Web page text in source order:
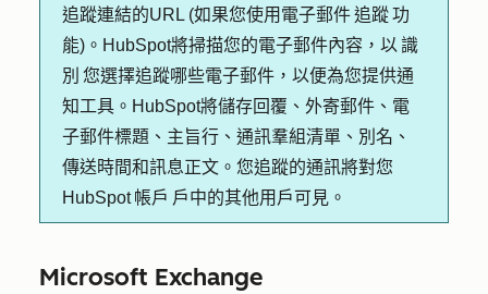
追蹤連結的URL (如果您使用電子郵件 追蹤 功
能)。HubSpot將掃描您的電子郵件內容，以 識
別 您選擇追蹤哪些電子郵件，以便為您提供通
知工具。HubSpot將儲存回覆、外寄郵件、電
子郵件標題、主旨行、通訊羣組清單、別名、
傳送時間和訊息正文。您追蹤的通訊將對您
HubSpot 帳戶 戶中的其他用戶可見。
Microsoft Exchange